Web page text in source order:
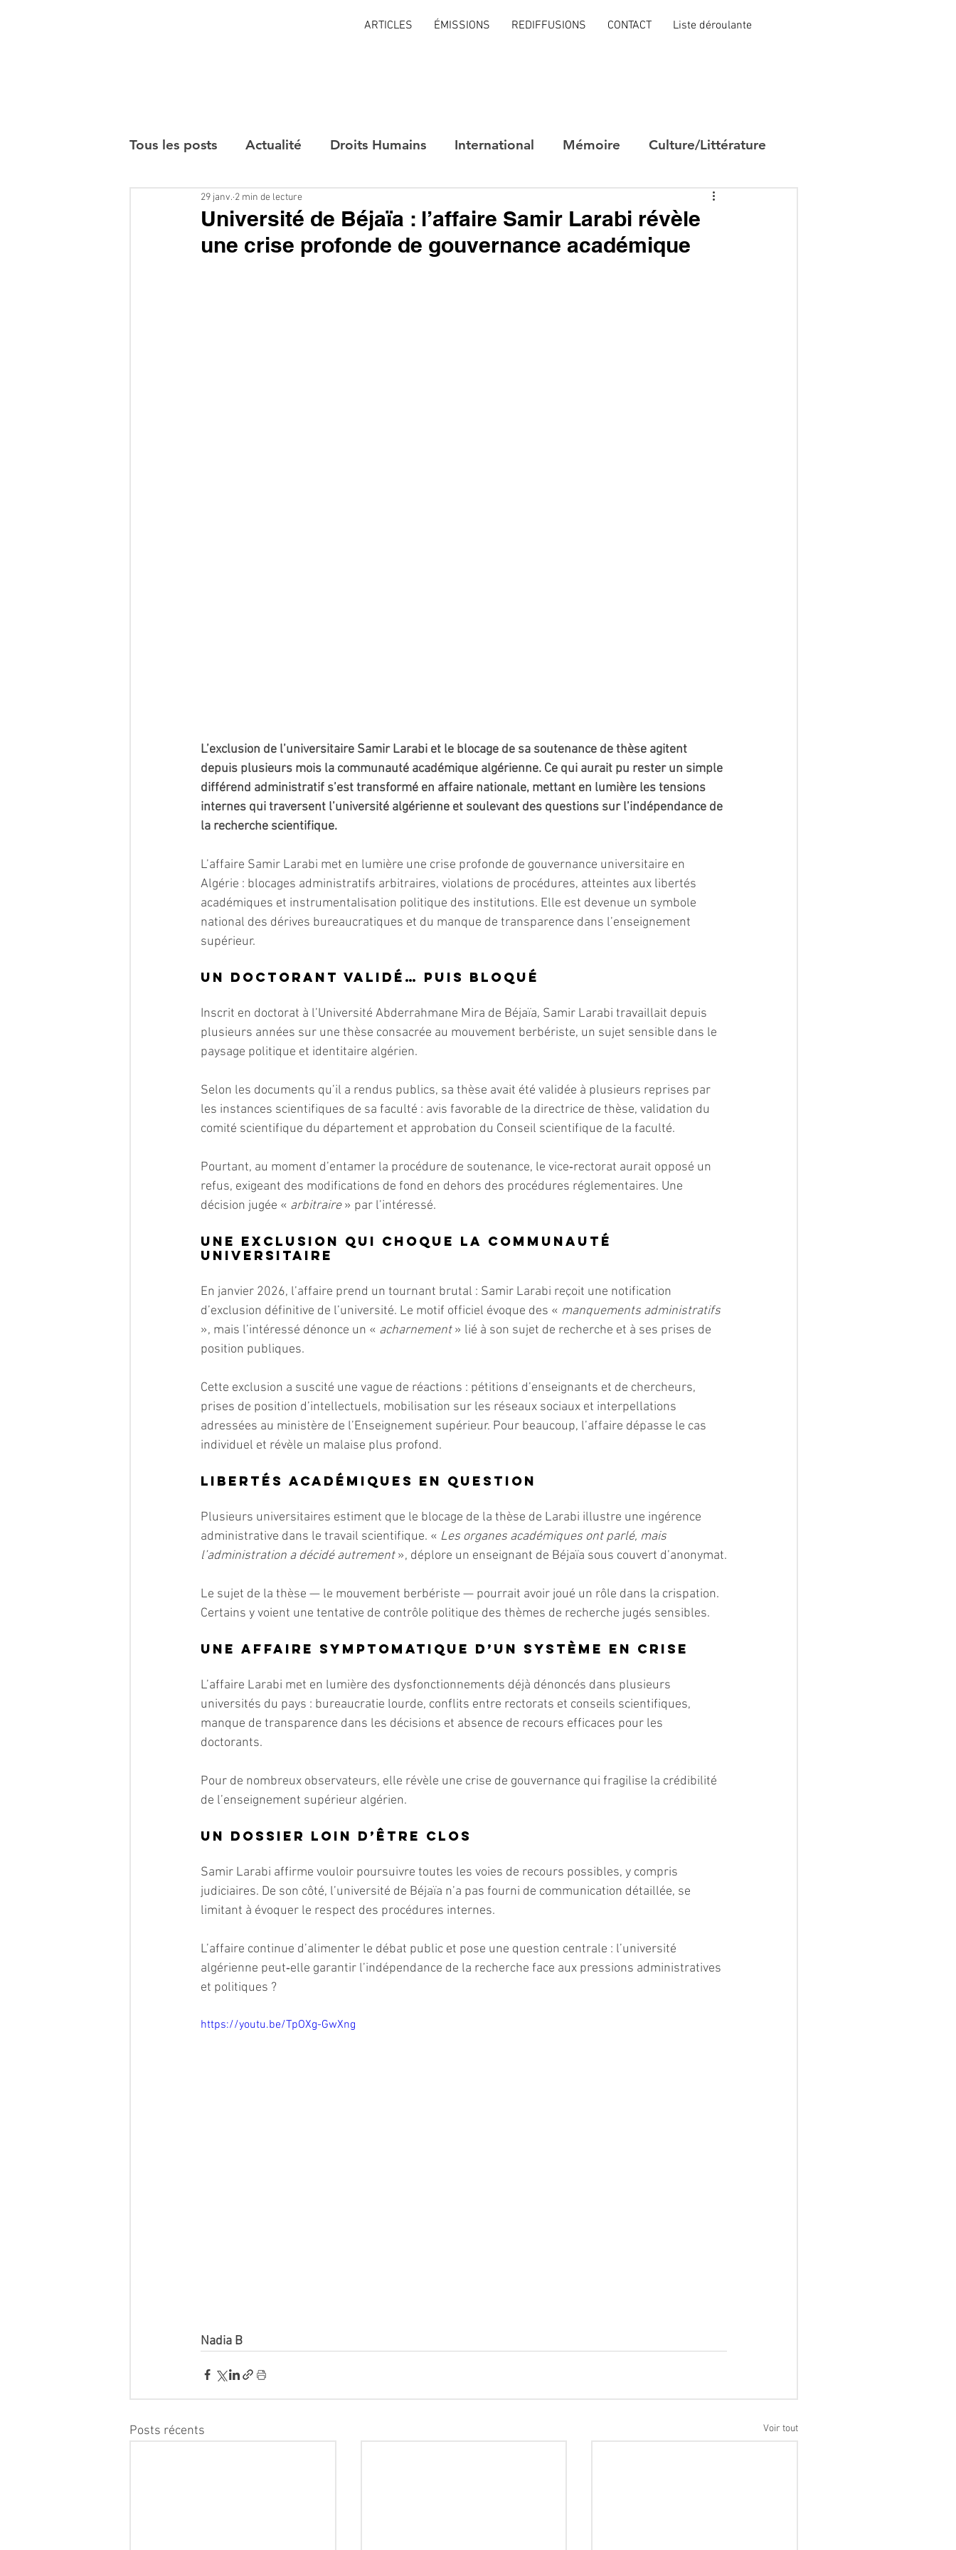
ARTICLES ÉMISSIONS REDIFFUSIONS CONTACT Liste déroulante
Tous les posts Actualité Droits Humains International Mémoire Culture/Littérature
Interviews
Université de Béjaïa : l’affaire Samir Larabi révèle
une crise profonde de gouvernance académique
29 janv. 2 min de lecture
L’exclusion de l’universitaire Samir Larabi et le blocage de sa soutenance de thèse agitent
depuis plusieurs mois la communauté académique algérienne. Ce qui aurait pu rester un simple
différend administratif s’est transformé en affaire nationale, mettant en lumière les tensions
internes qui traversent l’université algérienne et soulevant des questions sur l’indépendance de
la recherche scientifique.
L’affaire Samir Larabi met en lumière une crise profonde de gouvernance universitaire en
Algérie : blocages administratifs arbitraires, violations de procédures, atteintes aux libertés
académiques et instrumentalisation politique des institutions. Elle est devenue un symbole
national des dérives bureaucratiques et du manque de transparence dans l’enseignement
supérieur.
Un doctorant validé… puis bloqué
Inscrit en doctorat à l’Université Abderrahmane Mira de Béjaïa, Samir Larabi travaillait depuis
plusieurs années sur une thèse consacrée au mouvement berbériste, un sujet sensible dans le
paysage politique et identitaire algérien.
Selon les documents qu’il a rendus publics, sa thèse avait été validée à plusieurs reprises par
les instances scientifiques de sa faculté : avis favorable de la directrice de thèse, validation du
comité scientifique du département et approbation du Conseil scientifique de la faculté.
Pourtant, au moment d’entamer la procédure de soutenance, le vice‑rectorat aurait opposé un
refus, exigeant des modifications de fond en dehors des procédures réglementaires. Une
décision jugée « arbitraire » par l’intéressé.
Une exclusion qui choque la communauté
universitaire
En janvier 2026, l’affaire prend un tournant brutal : Samir Larabi reçoit une notification
d’exclusion définitive de l’université. Le motif officiel évoque des « manquements administratifs
», mais l’intéressé dénonce un « acharnement » lié à son sujet de recherche et à ses prises de
position publiques.
Cette exclusion a suscité une vague de réactions : pétitions d’enseignants et de chercheurs,
prises de position d’intellectuels, mobilisation sur les réseaux sociaux et interpellations
adressées au ministère de l’Enseignement supérieur. Pour beaucoup, l’affaire dépasse le cas
individuel et révèle un malaise plus profond.
Libertés académiques en question
Plusieurs universitaires estiment que le blocage de la thèse de Larabi illustre une ingérence
administrative dans le travail scientifique. « Les organes académiques ont parlé, mais
l’administration a décidé autrement », déplore un enseignant de Béjaïa sous couvert d’anonymat.
Le sujet de la thèse — le mouvement berbériste — pourrait avoir joué un rôle dans la crispation.
Certains y voient une tentative de contrôle politique des thèmes de recherche jugés sensibles.
Une affaire symptomatique d’un système en crise
L’affaire Larabi met en lumière des dysfonctionnements déjà dénoncés dans plusieurs
universités du pays : bureaucratie lourde, conflits entre rectorats et conseils scientifiques,
manque de transparence dans les décisions et absence de recours efficaces pour les
doctorants.
Pour de nombreux observateurs, elle révèle une crise de gouvernance qui fragilise la crédibilité
de l’enseignement supérieur algérien.
Un dossier loin d’être clos
Samir Larabi affirme vouloir poursuivre toutes les voies de recours possibles, y compris
judiciaires. De son côté, l’université de Béjaïa n’a pas fourni de communication détaillée, se
limitant à évoquer le respect des procédures internes.
L’affaire continue d’alimenter le débat public et pose une question centrale : l’université
algérienne peut‑elle garantir l’indépendance de la recherche face aux pressions administratives
et politiques ?
https://youtu.be/TpOXg-GwXng
Nadia B
Posts récents Voir tout